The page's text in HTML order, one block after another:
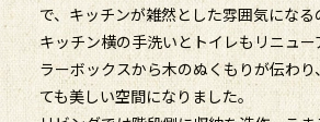
で、キッチンが雑然とした雰囲気になる
キッチン横の手洗いとトイレもリニュー
ラーボックスから木のぬくもりが伝わ
ても美しい空間になりました。